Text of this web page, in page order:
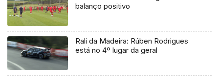
balanço positivo
Rali da Madeira: Rúben Rodrigues
está no 4º lugar da geral